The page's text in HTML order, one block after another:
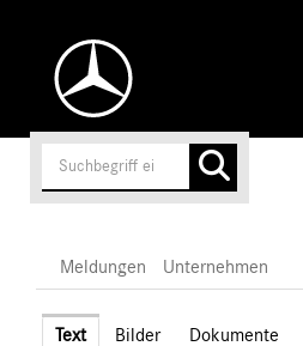
Unternehmen
Meldungen Unternehmen
Text Bilder Dokumente